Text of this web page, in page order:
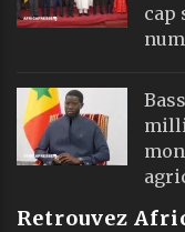
cap
Retrouvez